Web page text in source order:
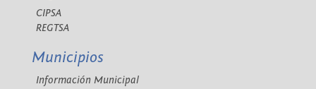
CIPSA
REGTSA
Municipios
Información Municipal